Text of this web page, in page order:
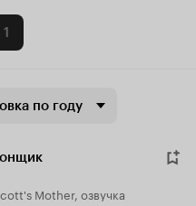
1
по году
Mother, озвучка